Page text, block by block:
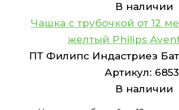
В наличии
Чашка c трубочкой от 12
желтый Philips
ПТ Филипс Индастриез
Артикул:
В наличии